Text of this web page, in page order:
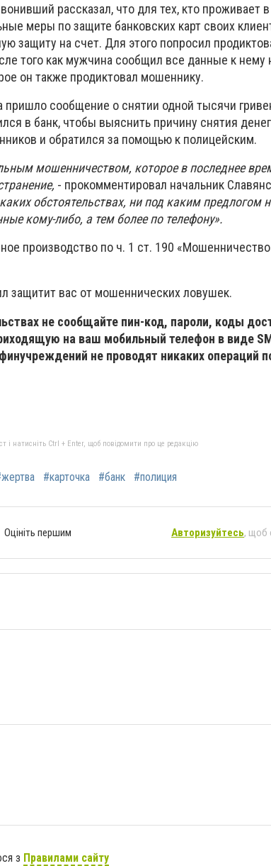
рассказал, что для тех, кто проживает
меры по защите банковских карт своих
защиту на счет. Для этого попросил
того как мужчина сообщил все данные к нему
он также продиктовал мошеннику.
пришло сообщение о снятии одной тысячи
в банк, чтобы выяснить причину снятия
и обратился за помощью к полицейским.
мошенничеством, которое в последнее
- прокомментировал начальник
обстоятельствах, ни под каким предлогом
кому-либо, а тем более по телефону».
производство по ч. 1 ст. 190 «Мошенничество
защитит вас от мошеннических ловушек.
не сообщайте пин-код, пароли, коды
на ваш мобильный телефон в виде
не проводят никаких операций
і натисніть Ctrl + Enter, щоб повідомити про це редакцію
#карточка #банк #полиция
Оцініть першим Авторизуйтесь, щоб
з Правилами сайту